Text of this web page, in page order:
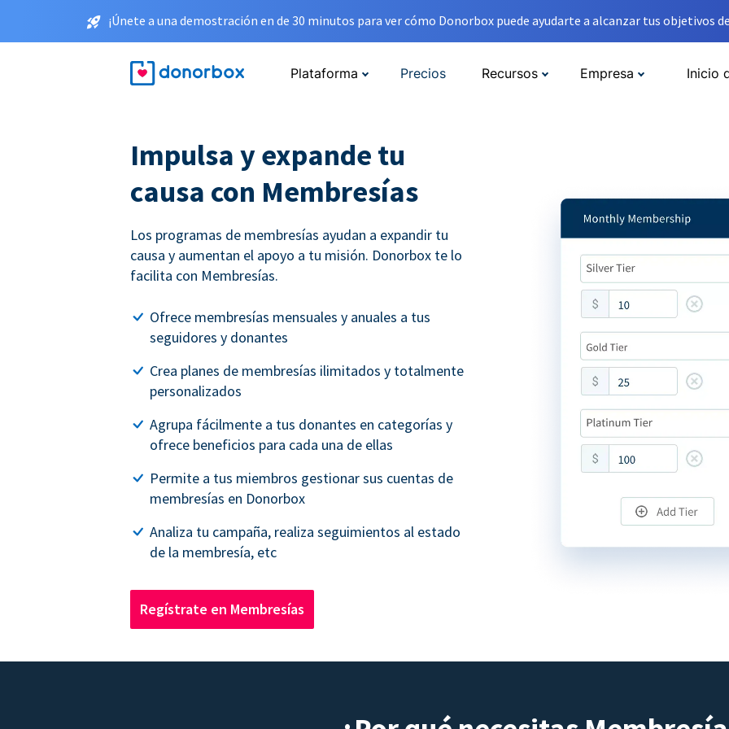
¡Únete a una demostración en de 30 minutos para ver cómo Donorbox puede ayudarte a alcanzar tus objetivos
Plataforma Precios Recursos Empresa Inicio
Impulsa y expande tu
causa con Membresías
Los programas de membresías ayudan a expandir tu
causa y aumentan el apoyo a tu misión. Donorbox te lo
facilita con Membresías.
Ofrece membresías mensuales y anuales a tus
seguidores y donantes
Crea planes de membresías ilimitados y totalmente
personalizados
Agrupa fácilmente a tus donantes en categorías y
ofrece beneficios para cada una de ellas
Permite a tus miembros gestionar sus cuentas de
membresías en Donorbox
Analiza tu campaña, realiza seguimientos al estado
de la membresía, etc
Regístrate en Membresías